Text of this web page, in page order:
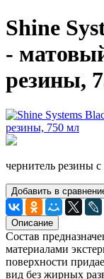
Shine
-
резины,
чернитель резины
Добавить в
Описание
Состав
материалами
поверхности
вид без жирных